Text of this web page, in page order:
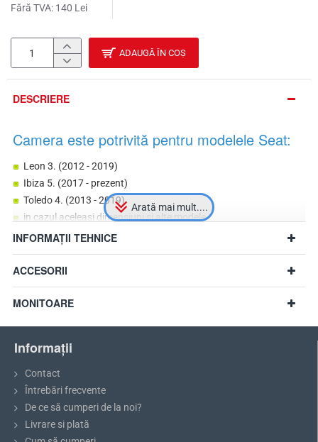
Fără TVA: 140 Lei
ADAUGĂ ÎN COȘ
DESCRIERE
Camera este potrivită pentru modelele Seat:
Leon 3. (2012 - 2019)
Ibiza 5. (2017 - prezent)
Toledo 4. (2013 - 2019)
in cazul aceleasi dimensiuni si alte modele
INFORMAȚII TEHNICE
ACCESORII
MONITOARE
Informații
Contact
Întrebări frecvente
De ce să cumperi de la noi?
Livrare si plată